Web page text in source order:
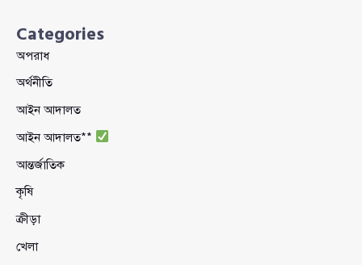
Categories
অপরাধ
অর্থনীতি
আইন আদালত
আইন আদালত**
আন্তর্জাতিক
কৃষি
ক্রীড়া
খেলা